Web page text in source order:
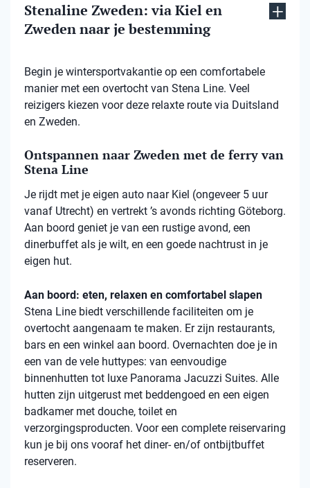
Stenaline Zweden: via Kiel en
Zweden naar je bestemming
Begin je wintersportvakantie op een comfortabele
manier met een overtocht van Stena Line. Veel
reizigers kiezen voor deze relaxte route via Duitsland
en Zweden.
Ontspannen naar Zweden met de ferry van
Stena Line
Je rijdt met je eigen auto naar Kiel (ongeveer 5 uur
vanaf Utrecht) en vertrekt ’s avonds richting Göteborg.
Aan boord geniet je van een rustige avond, een
dinerbuffet als je wilt, en een goede nachtrust in je
eigen hut.
Aan boord: eten, relaxen en comfortabel slapen
Stena Line biedt verschillende faciliteiten om je
overtocht aangenaam te maken. Er zijn restaurants,
bars en een winkel aan boord. Overnachten doe je in
een van de vele huttypes: van eenvoudige
binnenhutten tot luxe Panorama Jacuzzi Suites. Alle
hutten zijn uitgerust met beddengoed en een eigen
badkamer met douche, toilet en
verzorgingsproducten. Voor een complete reiservaring
kun je bij ons vooraf het diner- en/of ontbijtbuffet
reserveren.